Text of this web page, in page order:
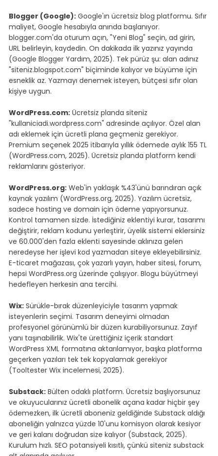
Blogger (Google): Google'ın ücretsiz blog platformu. Sıfır
maliyet, Google hesabıyla anında başlanıyor.
blogger.com'da oturum açın, "Yeni Blog" seçin, ad girin,
URL belirleyin, kaydedin. On dakikada ilk yazınız yayında
(Google Blogger Yardım, 2025). Tek pürüz şu: alan adınız
"siteniz.blogspot.com" biçiminde kalıyor ve büyüme için
esneklik az. Yazmayı denemek isteyen, bütçesi sıfır olan
kişiye uygun.
WordPress.com: Ücretsiz planda siteniz
"kullaniciadi.wordpress.com" adresinde açılıyor. Özel alan
adı eklemek için ücretli plana geçmeniz gerekiyor.
Premium seçenek 2025 itibarıyla yıllık ödemede aylık 155 TL
(WordPress.com, 2025). Ücretsiz planda platform kendi
reklamlarını gösteriyor.
WordPress.org: Web'in yaklaşık %43'ünü barındıran açık
kaynak yazılım (WordPress.org, 2025). Yazılım ücretsiz,
sadece hosting ve domain için ödeme yapıyorsunuz.
Kontrol tamamen sizde. İstediğiniz eklentiyi kurar, tasarımı
değiştirir, reklam kodunu yerleştirir, üyelik sistemi eklersiniz
ve 60.000'den fazla eklenti sayesinde aklınıza gelen
neredeyse her işlevi kod yazmadan siteye ekleyebilirsiniz.
E-ticaret mağazası, çok yazarlı yayın, haber sitesi, forum,
hepsi WordPress.org üzerinde çalışıyor. Blogu büyütmeyi
hedefleyen herkesin ana tercihi.
Wix: Sürükle-bırak düzenleyiciyle tasarım yapmak
isteyenlerin seçimi. Tasarım deneyimi olmadan
profesyonel görünümlü bir düzen kurabiliyorsunuz. Zayıf
yanı taşınabilirlik. Wix'te ürettiğiniz içerik standart
WordPress XML formatına aktarılamıyor, başka platforma
geçerken yazıları tek tek kopyalamak gerekiyor
(Tooltester Wix incelemesi, 2025).
Substack: Bülten odaklı platform. Ücretsiz başlıyorsunuz
ve okuyucularınız ücretli abonelik açana kadar hiçbir şey
ödemezken, ilk ücretli aboneniz geldiğinde Substack aldığı
aboneliğin yalnızca yüzde 10'unu komisyon olarak kesiyor
ve geri kalanı doğrudan size kalıyor (Substack, 2025).
Kurulum hızlı. SEO potansiyeli kısıtlı, çünkü siteniz substack